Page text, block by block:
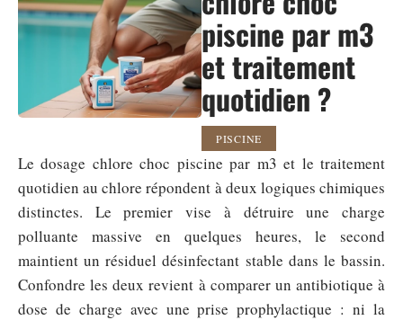
piscine par m3
et traitement
quotidien ?
PISCINE
Le dosage chlore choc piscine par m3 et le traitement
quotidien au chlore répondent à deux logiques chimiques
distinctes. Le premier vise à détruire une charge
polluante massive en quelques heures, le second
maintient un résiduel désinfectant stable dans le bassin.
Confondre les deux revient à comparer un antibiotique à
dose de charge avec une prise prophylactique : ni la